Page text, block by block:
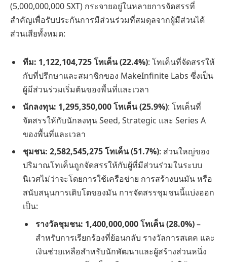
(5,000,000,000 SXT) กระจายอยู่ในหลายการจัดสรรที่
สำคัญเพื่อรับประกันการมีส่วนร่วมที่สมดุลจากผู้มีส่วนได้
ส่วนเสียทั้งหมด:
ทีม: 1,122,104,725 โทเค็น (22.4%): โทเค็นที่จัดสรรให้
กับที่ปรึกษาและสมาชิกของ MakeInfinite Labs ซึ่งเป็น
ผู้มีส่วนร่วมเริ่มต้นของพื้นที่และเวลา
นักลงทุน: 1,295,350,000 โทเค็น (25.9%): โทเค็นที่
จัดสรรให้กับนักลงทุน Seed, Strategic และ Series A
ของพื้นที่และเวลา
ชุมชน: 2,582,545,275 โทเค็น (51.7%): ส่วนใหญ่ของ
ปริมาณโทเค็นถูกจัดสรรให้กับผู้ที่มีส่วนร่วมในระบบ
นิเวศไม่ว่าจะโดยการใช้เครือข่าย การสร้างบนมัน หรือ
สนับสนุนการเติบโตของมัน การจัดสรรชุมชนนี้แบ่งออก
เป็น:
รางวัลชุมชน: 1,400,000,000 โทเค็น (28.0%)–
สำหรับการเรียกร้องที่ย้อนกลับ รางวัลการสเตค และ
เงินช่วยเหลือสำหรับนักพัฒนาและผู้สร้างส่วนหนึ่ง